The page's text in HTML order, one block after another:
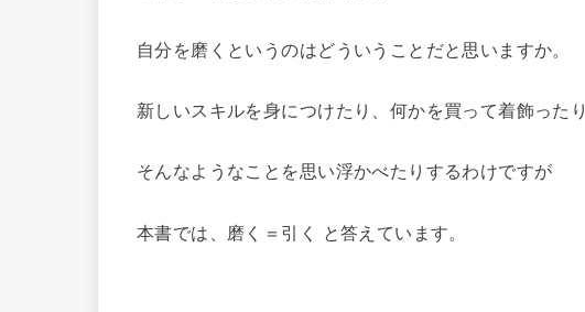
自分を磨くというのはどういうことだと思いますか。
新しいスキルを身につけたり、何かを買って着飾ったり
そんなようなことを思い浮かべたりするわけですが
本書では、磨く＝引く と答えています。